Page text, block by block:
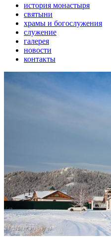
история монастыря
святыни
храмы и богослужения
служение
галерея
новости
контакты